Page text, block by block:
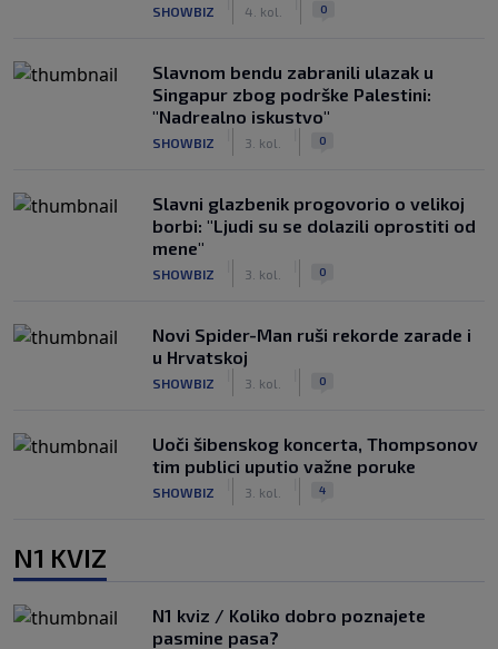
SHOWBIZ 4. kol. 0
Slavnom bendu zabranili ulazak u
Singapur zbog podrške Palestini:
"Nadrealno iskustvo"
SHOWBIZ 3. kol. 0
Slavni glazbenik progovorio o velikoj
borbi: "Ljudi su se dolazili oprostiti od
mene"
SHOWBIZ 3. kol. 0
Novi Spider-Man ruši rekorde zarade i
u Hrvatskoj
SHOWBIZ 3. kol. 0
Uoči šibenskog koncerta, Thompsonov
tim publici uputio važne poruke
SHOWBIZ 3. kol. 4
N1 KVIZ
N1 kviz / Koliko dobro poznajete
pasmine pasa?